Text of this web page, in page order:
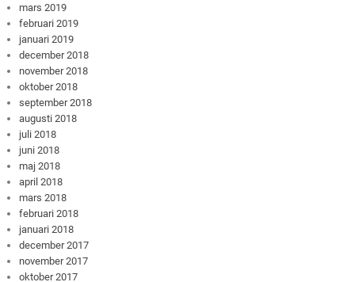
mars 2019
februari 2019
januari 2019
december 2018
november 2018
oktober 2018
september 2018
augusti 2018
juli 2018
juni 2018
maj 2018
april 2018
mars 2018
februari 2018
januari 2018
december 2017
november 2017
oktober 2017